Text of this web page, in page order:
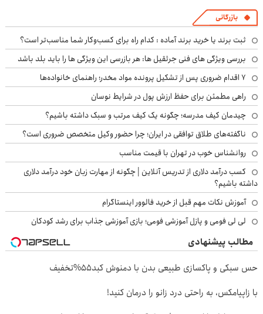
بازرگانی
ثبت برند یا خرید برند آماده : کدام راه برای کسب‌وکار شما مناسب‌تر است؟
بررسی ویژگی های فنی جرثقیل ها: هر بازرسی این ویژگی ها را باید بلد باشد
۷ اقدام ضروری پس از تشکیل پرونده مواد مخدر؛ راهنمای خانواده‌ها
راهی مطمئن برای حفظ ارزش پول در شرایط نوسان
چیدمان کیف مدرسه؛ چگونه یک کیف مرتب و سبک داشته باشیم؟
ناگفته‌های طلاق توافقی در ایران؛ چرا حضور وکیل متخصص ضروری است؟
روانشناس خوب در تهران با قیمت مناسب
کسب درآمد دلاری از تدریس آنلاین | چگونه از مهارت زبان خود درآمد دلاری
داشته باشیم؟
آموزش نکات مهم قبل از خرید فالوور اینستاگرام
لی لی فومی و پازل آموزشی فومی؛ بازی آموزشی جذاب برای رشد کودکان
مطالب پیشنهادی
حس سبکی و پاکسازی طبیعی بدن با دمنوش کبد55%تخفیف
با زاپیامکس، به راحتی درد زانو را درمان کنید!